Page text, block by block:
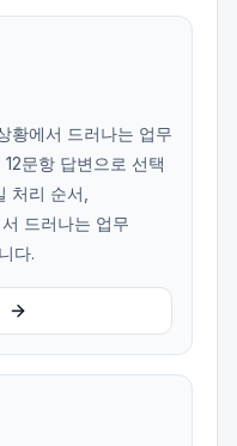
황에서 드러나는 업무
문항 답변으로 선택
처리 순서,
드러나는 업무
다.